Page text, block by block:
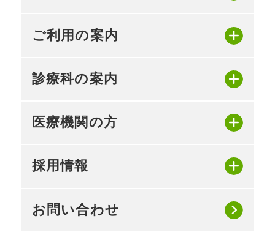
ご利用の案内
診療科の案内
医療機関の方
採用情報
お問い合わせ